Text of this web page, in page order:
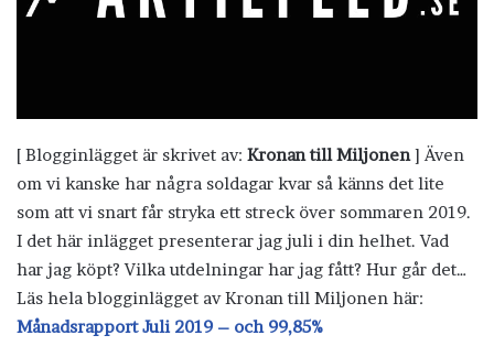
[ Blogginlägget är skrivet av: Kronan till Miljonen] Även
om vi kanske har några soldagar kvar så känns det lite
som att vi snart får stryka ett streck över sommaren 2019.
I det här inlägget presenterar jag juli i din helhet. Vad
har jag köpt? Vilka utdelningar har jag fått? Hur går det…
Läs hela blogginlägget av Kronan till Miljonen här:
Månadsrapport Juli 2019 – och 99,85%